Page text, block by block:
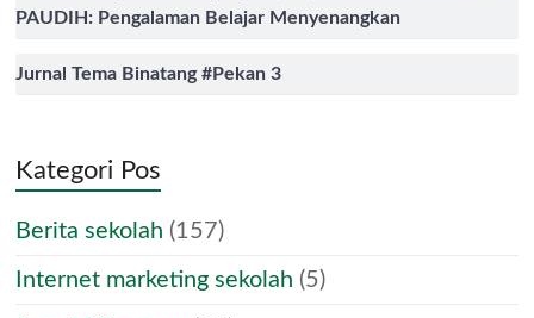
PAUDIH: Pengalaman Belajar Menyenangkan
Jurnal Tema Binatang #Pekan 3
Kategori Pos
Berita sekolah (157)
Internet marketing sekolah (5)